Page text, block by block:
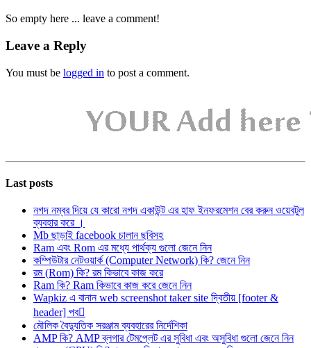
So empty here ... leave a comment!
Leave a Reply
You must be logged in to post a comment.
Last posts
নগদ নম্বর দিয়ে যে কারো নগদ একাউন্ট এর হাফ ইনফরমেশন বের করুন ওয়েবটুল
ব্যবহার করে ।
Mb ছাড়াই facebook চালান ছবিসহ
Ram এবং Rom এর মধ্যে পার্থক্য গুলো জেনে নিন
কম্পিউটার নেটওয়ার্ক (Computer Network) কি? জেনে নিন
রম (Rom) কি? রম কিভাবে কাজ করে
Ram কি? Ram কিভাবে কাজ করে জেনে নিন
Wapkiz এ বানান web screenshot taker site দ্বিতীয় [footer &
header] পব
মৌলিক বৈদ্যুতিক সরঞ্জাম ব্যবহারের নির্দেশিকা
AMP কি? AMP ব্লগার টেমপ্লেট এর সুবিধা এবং অসুবিধা গুলো জেনে নিন